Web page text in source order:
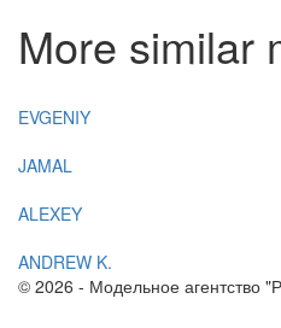
More similar
EVGENIY
JAMAL
ALEXEY
ANDREW K.
© 2026 - Модельное агентство